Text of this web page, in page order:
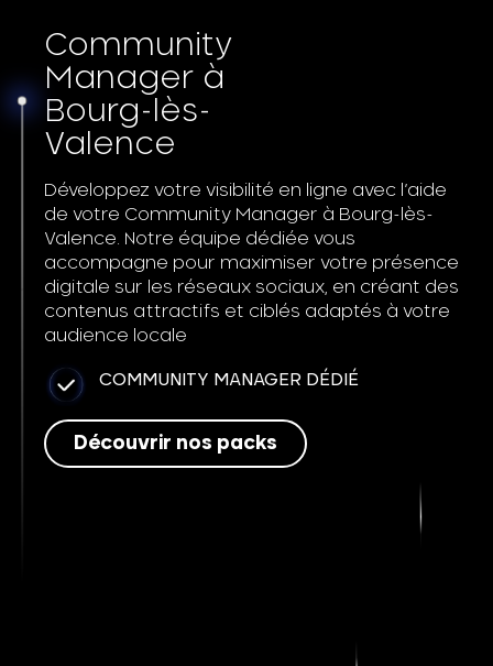
Community
Manager à
Bourg-lès-
Valence
Développez votre visibilité en ligne avec l’aide
de votre Community Manager à Bourg-lès-
Valence. Notre équipe dédiée vous
accompagne pour maximiser votre présence
digitale sur les réseaux sociaux, en créant des
contenus attractifs et ciblés adaptés à votre
audience locale
COMMUNITY MANAGER DÉDIÉ
Découvrir nos packs